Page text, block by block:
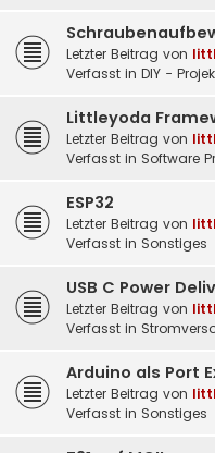
Letzter Beitrag von
Verfasst in DIY -
Littleyoda
Letzter Beitrag von
Verfasst in Software
ESP32
Letzter Beitrag von
Verfasst in Sonstiges
USB C Power
Letzter Beitrag von
Verfasst in
Arduino als Port
Letzter Beitrag von
Verfasst in Sonstiges